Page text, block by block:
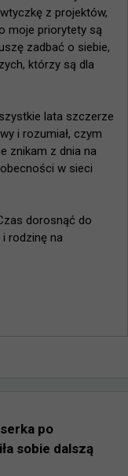
z projektów,
moje priorytety są
zadbać o siebie,
którzy są dla
lata szczerze
i rozumiał, czym
znikam z dnia na
w sieci
dorosnąć do
rodzinę na
po
sobie dalszą